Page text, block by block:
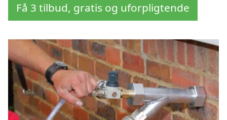
Få 3 tilbud, gratis og uforpligtende